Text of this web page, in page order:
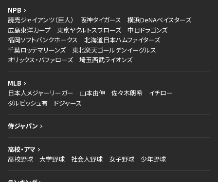
NPB
読売ジャイアンツ（巨人）
阪神タイガース
横浜DeNAベイスターズ
広島東洋カープ
東京ヤクルトスワローズ
中日ドラゴンズ
福岡ソフトバンクホークス
北海道日本ハムファイターズ
千葉ロッテマリーンズ
東北楽天ゴールデンイーグルス
オリックス・バファローズ
埼玉西武ライオンズ
MLB
日本人メジャーリーガー
山本由伸 佐々木朗希
イチロー
ダルビッシュ有
ドジャース
侍ジャパン
高校・アマ
高校野球
大学野球 社会人野球 女子野球 少年野球